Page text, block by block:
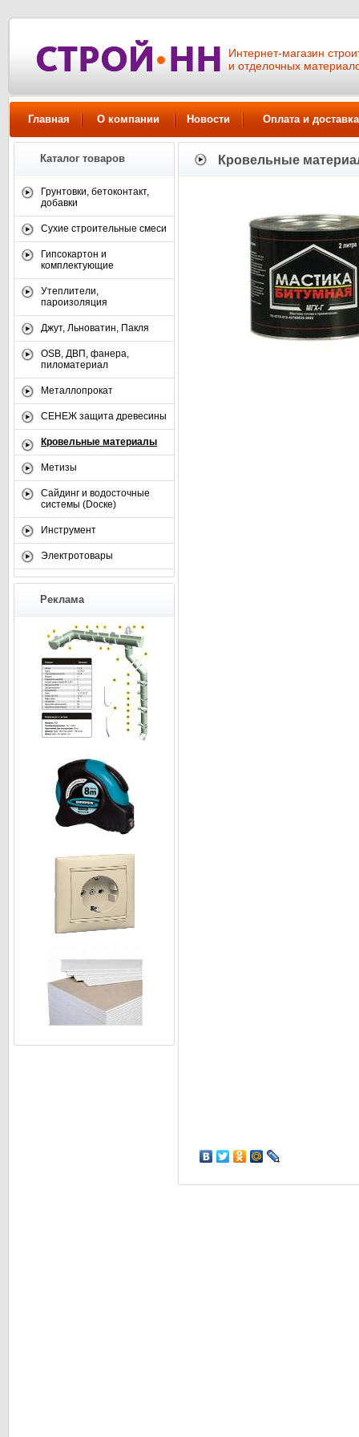
Интернет-магазин
и отделочных
Главная О компании Новости Оплата и доставка
Каталог товаров
Грунтовки, бетоконтакт,
добавки
Сухие строительные смеси
Гипсокартон и
комплектующие
Утеплители,
пароизоляция
Джут, Льноватин, Пакля
OSB, ДВП, фанера,
пиломатериал
Металлопрокат
СЕНЕЖ защита древесины
Кровельные материалы
Метизы
Сайдинг и водосточные
системы (Dоске)
Инструмент
Электротовары
Реклама
Кровельные